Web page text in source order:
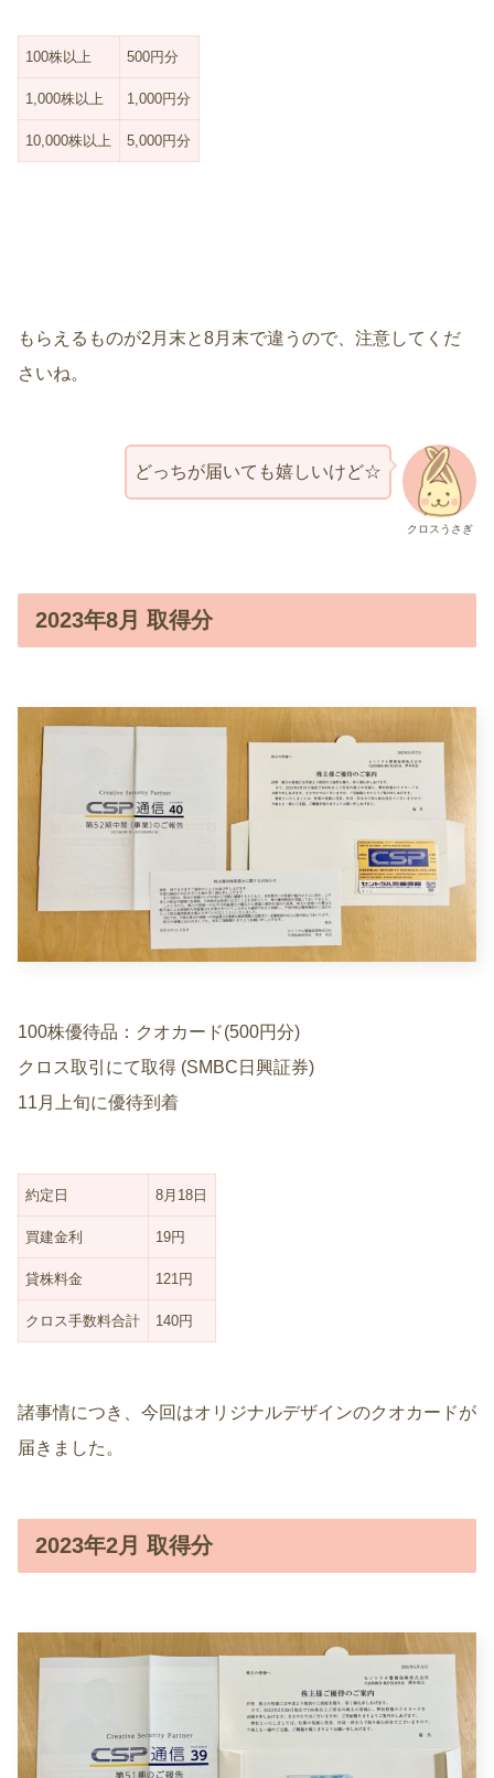
100株以上 500円分
1,000株以上 1,000円分
10,000株以上 5,000円分
もらえるものが2月末と8月末で違うので、注意してくだ
さいね。
クロスうさぎ
どっちが届いても嬉しいけど☆
2023年8月 取得分
100株優待品：クオカード(500円分)
クロス取引にて取得 (SMBC日興証券)
11月上旬に優待到着
約定日 8月18日
買建金利 19円
貸株料金 121円
クロス手数料合計 140円
諸事情につき、今回はオリジナルデザインのクオカードが
届きました。
2023年2月 取得分